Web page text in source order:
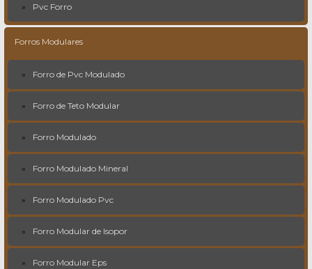
Pvc Forro
Forros Modulares
Forro de Pvc Modulado
Forro de Teto Modular
Forro Modulado
Forro Modulado Mineral
Forro Modulado Pvc
Forro Modular de Isopor
Forro Modular Eps